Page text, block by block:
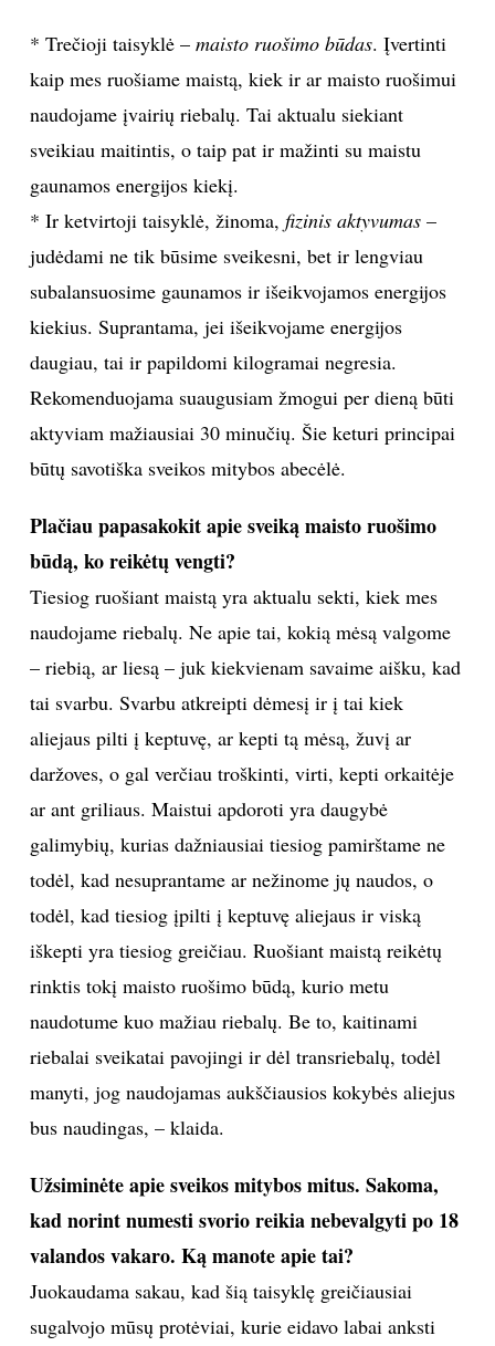
NAUJIENLAIŠKĮ
Prenumeruodami portalą,
Jūs sutinkate su
taisyklėmis
* Trečioji taisyklė – maisto ruošimo būdas. Įvertinti
kaip mes ruošiame maistą, kiek ir ar maisto ruošimui
naudojame įvairių riebalų. Tai aktualu siekiant
sveikiau maitintis, o taip pat ir mažinti su maistu
gaunamos energijos kiekį.
* Ir ketvirtoji taisyklė, žinoma, fizinis aktyvumas–
judėdami ne tik būsime sveikesni, bet ir lengviau
subalansuosime gaunamos ir išeikvojamos energijos
kiekius. Suprantama, jei išeikvojame energijos
daugiau, tai ir papildomi kilogramai negresia.
Rekomenduojama suaugusiam žmogui per dieną būti
aktyviam mažiausiai 30 minučių. Šie keturi principai
būtų savotiška sveikos mitybos abecėlė.
Plačiau papasakokit apie sveiką maisto ruošimo
būdą, ko reikėtų vengti?
Tiesiog ruošiant maistą yra aktualu sekti, kiek mes
naudojame riebalų. Ne apie tai, kokią mėsą valgome
– riebią, ar liesą – juk kiekvienam savaime aišku, kad
tai svarbu. Svarbu atkreipti dėmesį ir į tai kiek
aliejaus pilti į keptuvę, ar kepti tą mėsą, žuvį ar
daržoves, o gal verčiau troškinti, virti, kepti orkaitėje
ar ant griliaus. Maistui apdoroti yra daugybė
galimybių, kurias dažniausiai tiesiog pamirštame ne
todėl, kad nesuprantame ar nežinome jų naudos, o
todėl, kad tiesiog įpilti į keptuvę aliejaus ir viską
iškepti yra tiesiog greičiau. Ruošiant maistą reikėtų
rinktis tokį maisto ruošimo būdą, kurio metu
naudotume kuo mažiau riebalų. Be to, kaitinami
riebalai sveikatai pavojingi ir dėl transriebalų, todėl
manyti, jog naudojamas aukščiausios kokybės aliejus
bus naudingas, – klaida.
Užsiminėte apie sveikos mitybos mitus. Sakoma,
kad norint numesti svorio reikia nebevalgyti po 18
valandos vakaro. Ką manote apie tai?
Juokaudama sakau, kad šią taisyklę greičiausiai
sugalvojo mūsų protėviai, kurie eidavo labai anksti